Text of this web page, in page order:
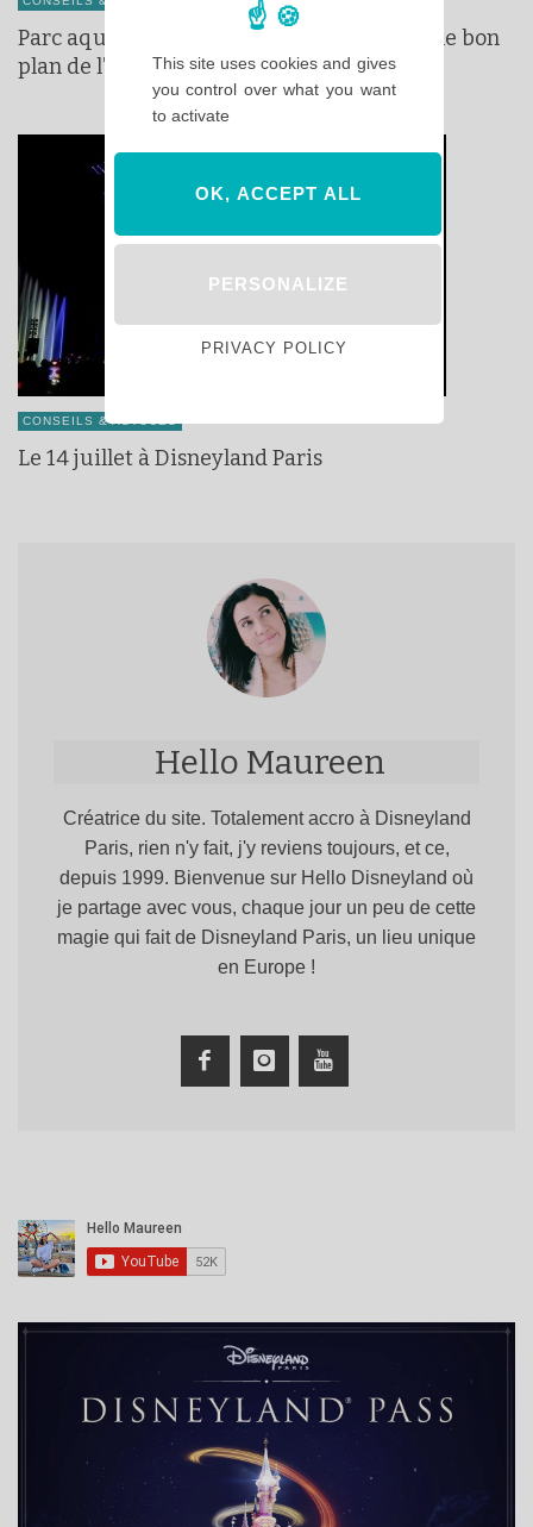
Parc aquatique près de Disneyland Paris : le bon
plan de l’été !
CONSEILS & ASTUCES
Le 14 juillet à Disneyland Paris
Hello Maureen
Créatrice du site. Totalement accro à Disneyland
Paris, rien n'y fait, j'y reviens toujours, et ce,
depuis 1999. Bienvenue sur Hello Disneyland où
je partage avec vous, chaque jour un peu de cette
magie qui fait de Disneyland Paris, un lieu unique
en Europe !
This site uses cookies and gives
you control over what you want
to activate
OK, ACCEPT ALL
PERSONALIZE
PRIVACY POLICY